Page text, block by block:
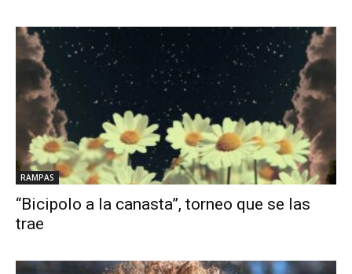
RAMPAS
“Bicipolo a la canasta”, torneo que se las
trae